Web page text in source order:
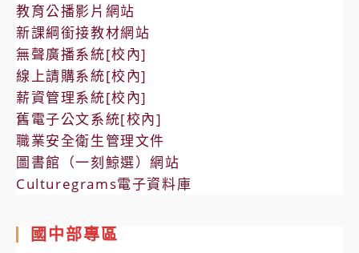
教育公播影片網站
新課綱銜接教材網站
無聲廣播系統[校內]
線上請購系統[校內]
薪資管理系統[校內]
舊電子公文系統[校內]
職業安全衛生管理文件
圖書館（一刻鯨選）網站
Culturegrams電子資料庫
國中部專區